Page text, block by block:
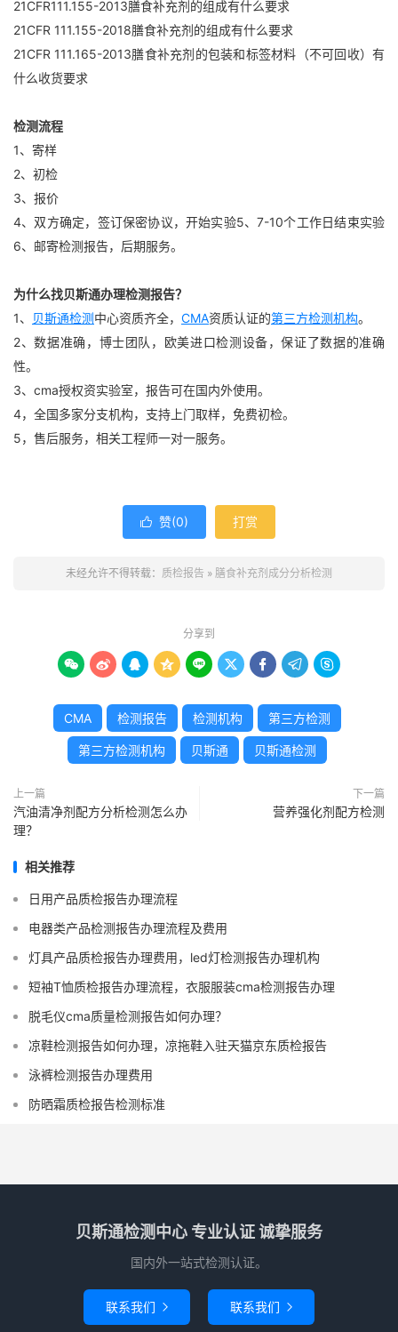
21CFR111.155-2013膳食补充剂的组成有什么要求
21CFR 111.155-2018膳食补充剂的组成有什么要求
21CFR 111.165-2013膳食补充剂的包装和标签材料（不可回收）有
什么收货要求
检测流程
1、寄样
2、初检
3、报价
4、双方确定，签订保密协议，开始实验5、7-10个工作日结束实验
6、邮寄检测报告，后期服务。
为什么找贝斯通办理检测报告？
1、
贝斯通检测中心资质齐全， CMA资质认证的第三方检测机构。
2、数据准确，博士团队，欧美进口检测设备，保证了数据的准确
性。
3、cma授权资实验室，报告可在国内外使用。
4，全国多家分支机构，支持上门取样，免费初检。
5，售后服务，相关工程师一对一服务。
 赞(0) 打赏
未经允许不得转载： 质检报告 » 膳食补充剂成分分析检测
分享到
        
CMA 检测报告 检测机构 第三方检测
第三方检测机构 贝斯通 贝斯通检测
上一篇
汽油清净剂配方分析检测怎么办
理？
下一篇
营养强化剂配方检测
相关推荐
日用产品质检报告办理流程
电器类产品检测报告办理流程及费用
灯具产品质检报告办理费用，led灯检测报告办理机构
短袖T恤质检报告办理流程，衣服服装cma检测报告办理
脱毛仪cma质量检测报告如何办理？
凉鞋检测报告如何办理，凉拖鞋入驻天猫京东质检报告
泳裤检测报告办理费用
防晒霜质检报告检测标准
贝斯通检测中心 专业认证 诚挚服务
国内外一站式检测认证。
联系我们  联系我们 